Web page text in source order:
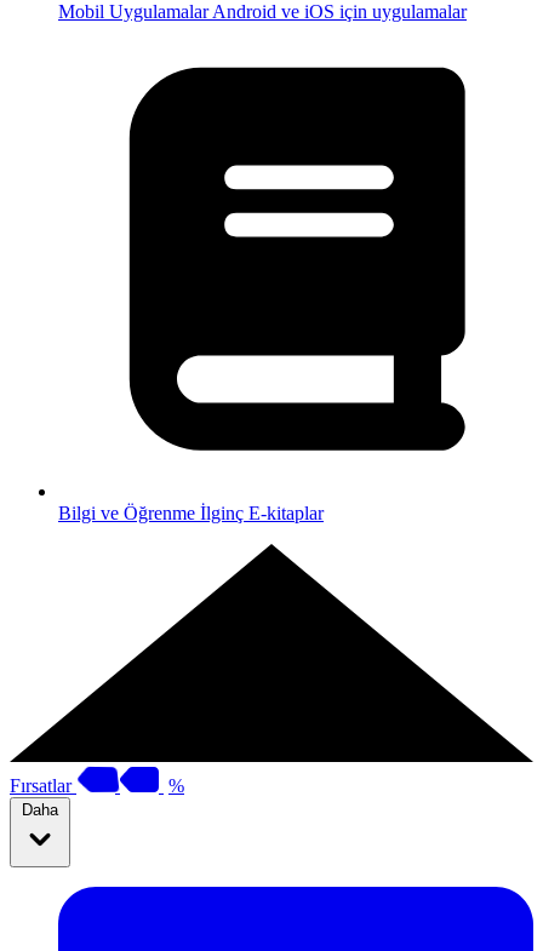
Mobil UygulamalarAndroid ve iOS için uygulamalar
Bilgi ve Öğrenme İlginç E-kitaplar
Fırsatlar %
Daha